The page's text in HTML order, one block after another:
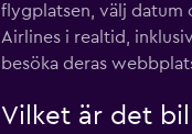
flygplatsen, välj datum
Airlines i realtid,
besöka deras
Vilket är det